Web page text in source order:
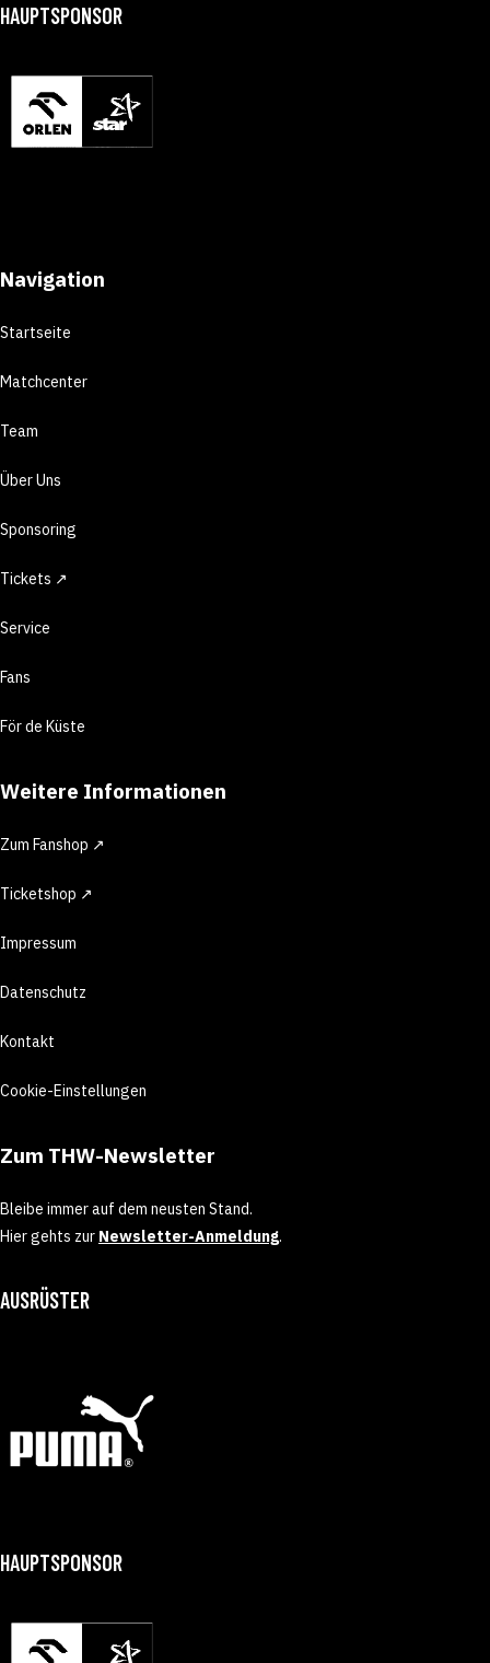
HAUPTSPONSOR
Navigation
Startseite
Matchcenter
Team
Über Uns
Sponsoring
Tickets ↗
Service
Fans
För de Küste
Weitere Informationen
Zum Fanshop ↗
Ticketshop ↗
Impressum
Datenschutz
Kontakt
Cookie-Einstellungen
Zum THW-Newsletter
Bleibe immer auf dem neusten Stand.
Hier gehts zur Newsletter-Anmeldung.
AUSRÜSTER
HAUPTSPONSOR